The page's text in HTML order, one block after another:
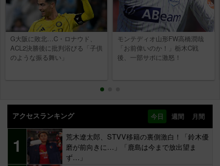
G大阪に敗北…C・ロナウド、
ACL2決勝後に批判浴びる「子供
のような振る舞い」
モンテディオ山形FW高橋潤哉
「お前偉いのか！」栃木C戦
後、一部サポに激怒！
アクセスランキング 今日 週間 月間
1
荒木遼太郎、STVV移籍の裏側激白！「鈴木優
磨が前向きに…」「鹿島は今まで放出望ま
ず…」